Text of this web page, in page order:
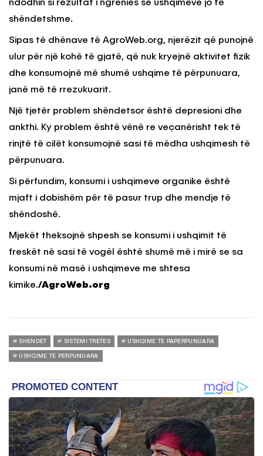
ndodhin si rezultat i ngrënies së ushqimeve jo të
shëndetshme.
Sipas të dhënave të AgroWeb.org, njerëzit që punojnë
ulur për një kohë të gjatë, që nuk kryejnë aktivitet fizik
dhe konsumojnë më shumë ushqime të përpunuara,
janë më të rrezukuarit.
Një tjetër problem shëndetsor është depresioni dhe
ankthi. Ky problem është vënë re veçanërisht tek të
rinjtë të cilët konsumojnë sasi të mëdha ushqimesh të
përpunuara.
Si përfundim, konsumi i ushqimeve organike është
mjaft i dobishëm për të pasur trup dhe mendje të
shëndoshë.
Mjekët theksojnë shpesh se konsumi i ushqimit të
freskët në sasi të vogël është shumë më i mirë se sa
konsumi në masë i ushqimeve me shtesa
kimike./AgroWeb.org
SHENDET SISTEMI TRETES USHQIME TE PAPERPUNUARA
USHQIME TE PERPUNUARA